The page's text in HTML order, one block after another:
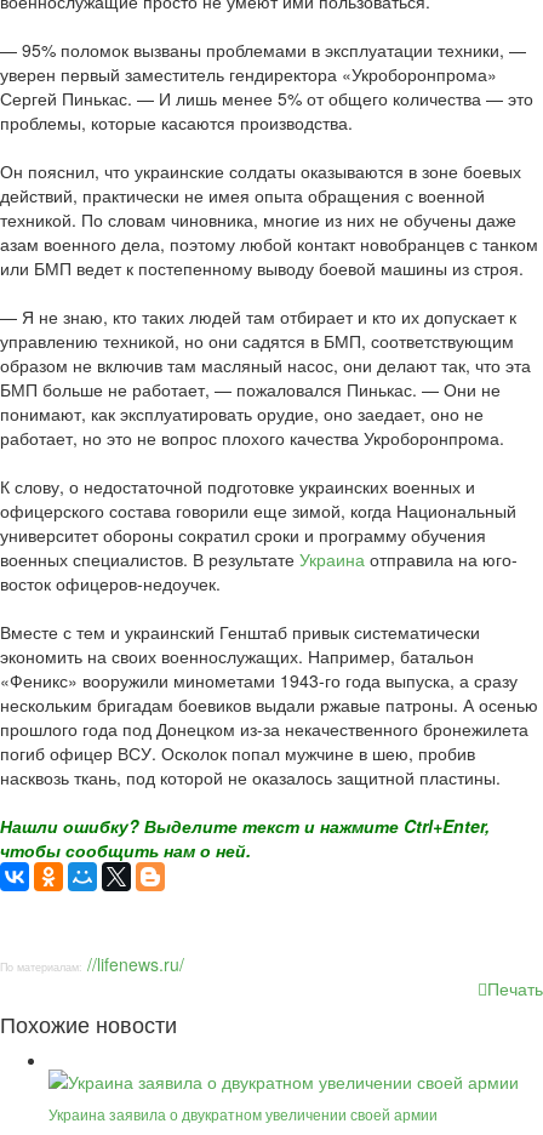
— 95% поломок вызваны проблемами в эксплуатации техники, —
уверен первый заместитель гендиректора «Укроборонпрома»
Сергей Пинькас. — И лишь менее 5% от общего количества — это
проблемы, которые касаются производства.
Он пояснил, что украинские солдаты оказываются в зоне боевых
действий, практически не имея опыта обращения с военной
техникой. По словам чиновника, многие из них не обучены даже
азам военного дела, поэтому любой контакт новобранцев с танком
или БМП ведет к постепенному выводу боевой машины из строя.
— Я не знаю, кто таких людей там отбирает и кто их допускает к
управлению техникой, но они садятся в БМП, соответствующим
образом не включив там масляный насос, они делают так, что эта
БМП больше не работает, — пожаловался Пинькас. — Они не
понимают, как эксплуатировать орудие, оно заедает, оно не
работает, но это не вопрос плохого качества Укроборонпрома.
К слову, о недостаточной подготовке украинских военных и
офицерского состава говорили еще зимой, когда Национальный
университет обороны сократил сроки и программу обучения
военных специалистов. В результате Украина отправила на юго-
восток офицеров-недоучек.
Вместе с тем и украинский Генштаб привык систематически
экономить на своих военнослужащих. Например, батальон
«Феникс» вооружили минометами 1943-го года выпуска, а сразу
нескольким бригадам боевиков выдали ржавые патроны. А осенью
прошлого года под Донецком из-за некачественного бронежилета
погиб офицер ВСУ. Осколок попал мужчине в шею, пробив
насквозь ткань, под которой не оказалось защитной пластины.
Нашли ошибку? Выделите текст и нажмите Ctrl+Enter,
чтобы сообщить нам о ней.
По материалам: //lifenews.ru/
Печать
Похожие новости
Украина заявила о двукратном увеличении своей армии